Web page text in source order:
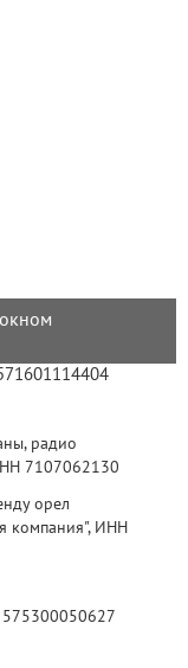
7107062130
компания", ИНН